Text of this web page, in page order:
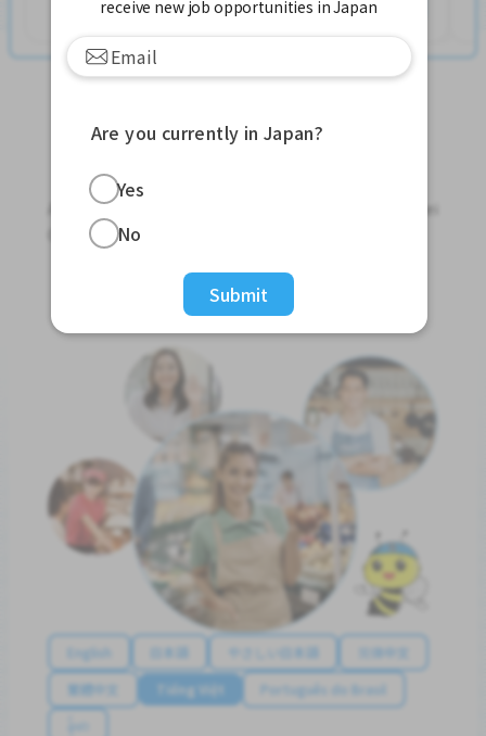
Apply for Part-Time Jobs, Full-Time Jobs and Tokutei
Ginou Jobs!
Get Started
English 日本語 やさしい日本語
简体中文
繁體中文
Tiếng Việt
Português do Brasil
န်မာ
receive new job opportunities in Japan
Are you currently in Japan?
Yes
No
Submit